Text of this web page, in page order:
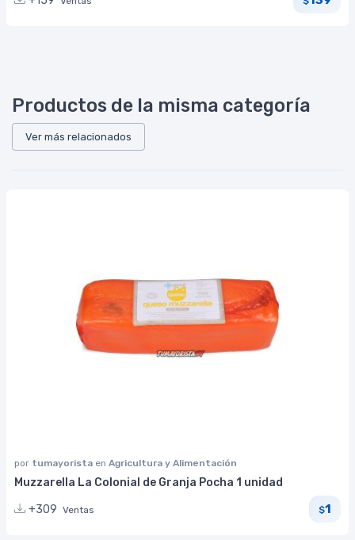
Productos de la misma categoría
Ver más relacionados
por tumayorista en Agricultura y Alimentación
Muzzarella La Colonial de Granja Pocha 1 unidad
+309 Ventas $1